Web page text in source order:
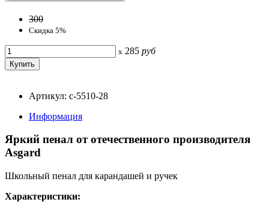
300
Скидка 5%
x 285 руб
Артикул: с-5510-28
Информация
Яркий пенал от отечественного производителя
Asgard
Школьный пенал для карандашей и ручек
Характеристики: